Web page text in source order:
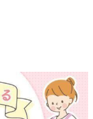
、知っておいて！